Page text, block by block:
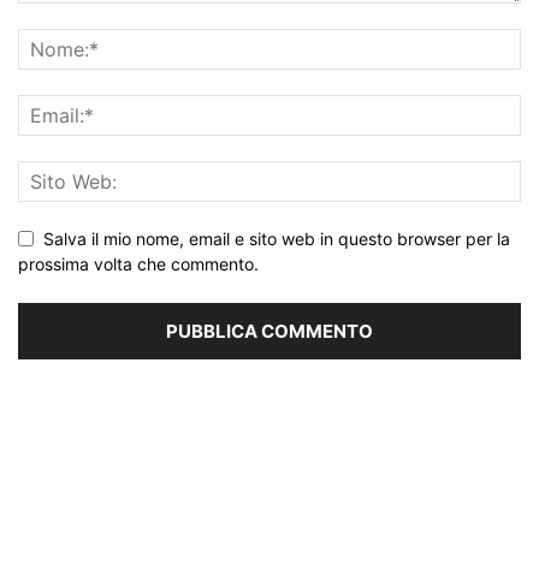
Salva il mio nome, email e sito web in questo browser per la
prossima volta che commento.